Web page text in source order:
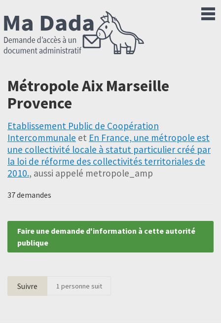
Métropole Aix Marseille
Provence
Etablissement Public de Coopération
Intercommunale et En France, une métropole est
une collectivité locale à statut particulier créé par
la loi de réforme des collectivités territoriales de
2010., aussi appelé metropole_amp
37 demandes
Faire une demande d'information à cette autorité
publique
Suivre 1 personne suit